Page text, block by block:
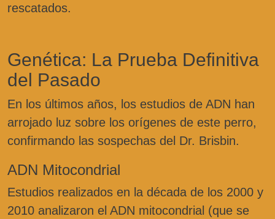
rescatados.
Genética: La Prueba Definitiva
del Pasado
En los últimos años, los estudios de ADN han
arrojado luz sobre los orígenes de este perro,
confirmando las sospechas del Dr. Brisbin.
ADN Mitocondrial
Estudios realizados en la década de los 2000 y
2010 analizaron el ADN mitocondrial (que se